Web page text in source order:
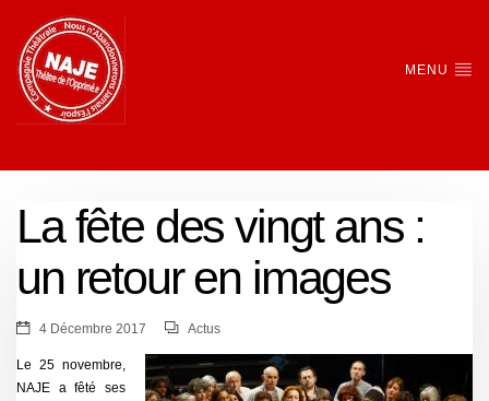
MENU
La fête des vingt ans :
un retour en images
4 Décembre 2017 Actus
Le 25 novembre,
NAJE a fêté ses